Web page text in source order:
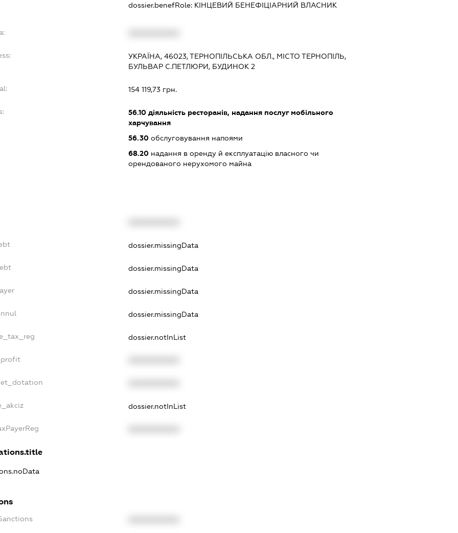
dossier.benefRole: КІНЦЕВИЙ БЕНЕФІЦІАРНИЙ ВЛАСНИК
УКРАЇНА, 46023, ТЕРНОПІЛЬСЬКА ОБЛ., МІСТО ТЕРНОПІЛЬ,
БУЛЬВАР С.ПЕТЛЮРИ, БУДИНОК 2
154 119,73 грн.
56.10діяльність ресторанів, надання послуг мобільного
харчування
56.30обслуговування напоями
68.20надання в оренду й експлуатацію власного чи
орендованого нерухомого майна
dossier.missingData
dossier.missingData
dossier.missingData
dossier.missingData
dossier.notInList
dossier.notInList